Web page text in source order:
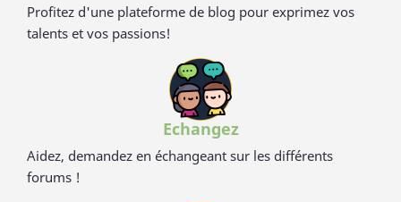
Profitez d'une plateforme de blog pour exprimez vos
talents et vos passions!
Echangez
Aidez, demandez en échangeant sur les différents
forums !